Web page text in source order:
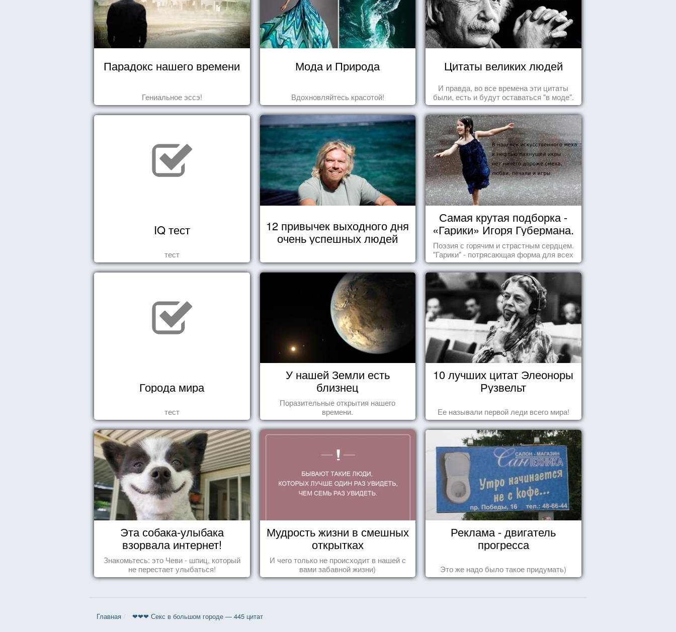
Парадокс нашего времени
Гениальное эссэ!
Мода и Природа
Вдохновляйтесь красотой!
Цитаты великих людей
И правда, во все времена эти цитаты
были, есть и будут оставаться "в моде".
IQ тест
тест
12 привычек выходного дня
очень успешных людей
Самая крутая подборка -
«Гарики» Игоря Губермана.
Читайте, получайте
удовольствие!
Поэзия с горячим и страстным сердцем.
"Гарики" - потрясающая форма для всех
случаев жизни.
Города мира
тест
У нашей Земли есть
близнец
Поразительные открытия нашего
времени.
10 лучших цитат Элеоноры
Рузвельт
Ее называли первой леди всего мира!
Эта собака-улыбака
взорвала интернет!
Знакомьтесь: это Чеви - шпиц, который
не перестает улыбаться!
Мудрость жизни в смешных
открытках
И чего только не происходит в нашей с
вами забавной жизни)
Реклама - двигатель
прогресса
Это же надо было такое придумать)
Главная ❤❤❤ Секс в большом городе — 445 цитат